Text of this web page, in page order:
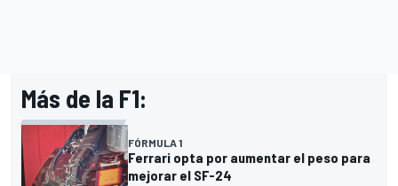
Más de la F1:
FÓRMULA 1
Ferrari opta por aumentar el peso para
mejorar el SF-24